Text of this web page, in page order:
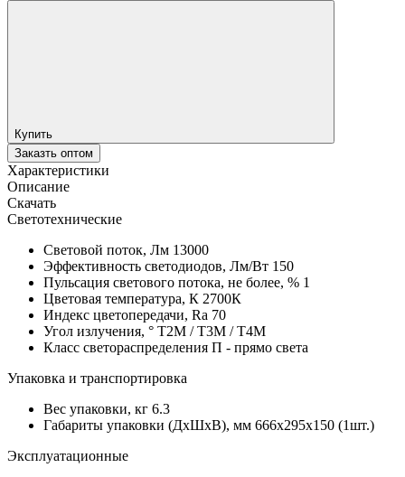
Купить
Заказть оптом
Характеристики
Описание
Скачать
Светотехнические
Световой поток, Лм 13000
Эффективность светодиодов, Лм/Вт 150
Пульсация светового потока, не более, % 1
Цветовая температура, К 2700К
Индекс цветопередачи, Ra 70
Угол излучения, ° T2M / T3M / T4M
Класс светораспределения П - прямо света
Упаковка и транспортировка
Вес упаковки, кг 6.3
Габариты упаковки (ДхШхВ), мм 666x295x150 (1шт.)
Эксплуатационные